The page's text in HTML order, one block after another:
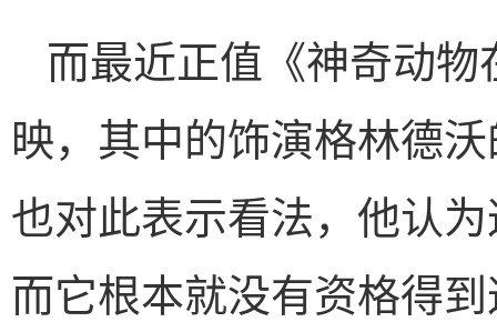
而最近正值《神奇动
映，其中的饰演格林德
也对此表示看法，他认
而它根本就没有资格得